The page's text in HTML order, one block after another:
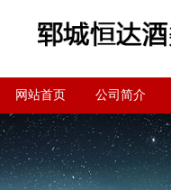
网站首页 公司简介